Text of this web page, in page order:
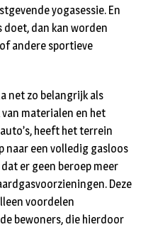
yogasessie. En
dan kan worden
andere sportieve
net zo belangrijk als
materialen en het
heeft het terrein
naar een volledig gasloos
er geen beroep meer
Deze
voordelen
bewoners, die hierdoor